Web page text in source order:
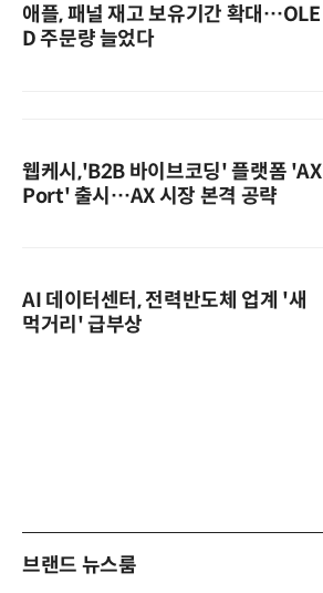
애플, 패널 재고 보유기간 확대…OLE
D 주문량 늘었다
웹케시,'B2B 바이브코딩' 플랫폼 'AX
Port' 출시…AX 시장 본격 공략
AI 데이터센터, 전력반도체 업계 '새
먹거리' 급부상
브랜드 뉴스룸